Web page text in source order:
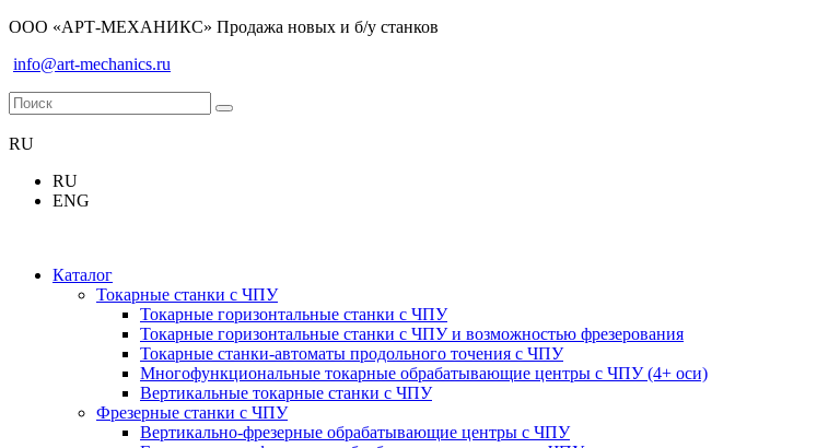
ООО «АРТ-МЕХАНИКС» Продажа новых и б/у станков
info@art-mechanics.ru
RU
RU
ENG
Каталог
Токарные станки с ЧПУ
Токарные горизонтальные станки с ЧПУ
Токарные горизонтальные станки с ЧПУ и возможностью фрезерования
Токарные станки-автоматы продольного точения с ЧПУ
Многофункциональные токарные обрабатывающие центры с ЧПУ (4+ оси)
Вертикальные токарные станки с ЧПУ
Фрезерные станки с ЧПУ
Вертикально-фрезерные обрабатывающие центры с ЧПУ